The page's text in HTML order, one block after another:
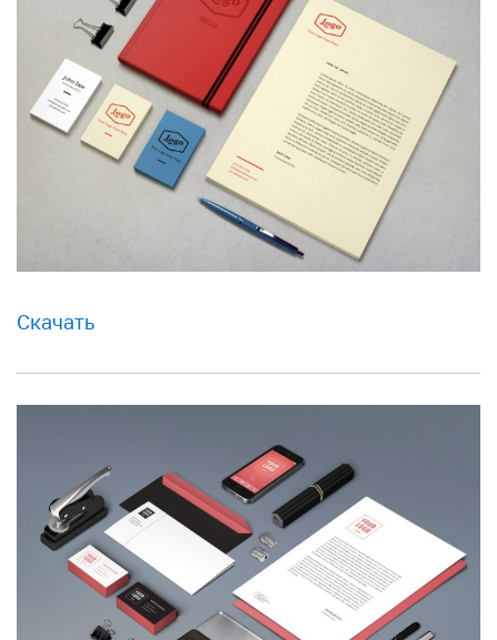
Скачать